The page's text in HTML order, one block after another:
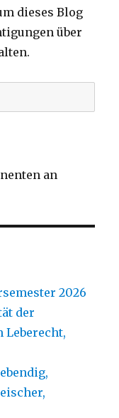
dieses Blog
über
an
2026
der
Leberecht,